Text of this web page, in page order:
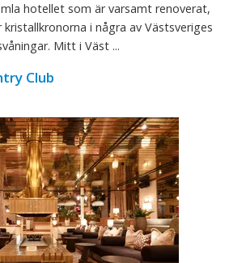
hotellet som är varsamt renoverat,
i några av Västsveriges
Mitt i Väst ...
Club